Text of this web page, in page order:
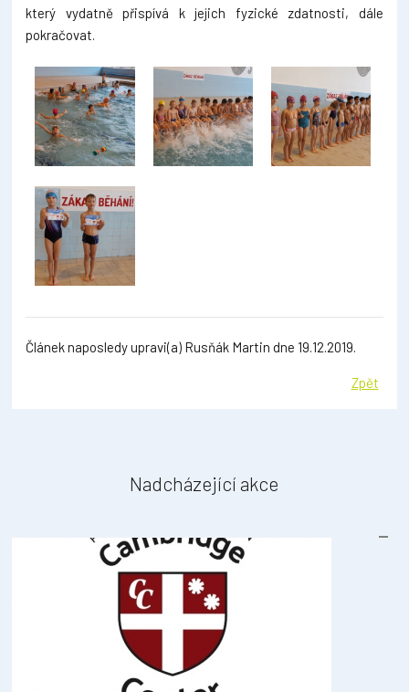
který vydatně přispívá k jejich fyzické zdatnosti, dále
pokračovat.
Článek naposledy upravi(a) Rusňák Martin dne 19.12.2019.
Zpět
Nadcházející akce